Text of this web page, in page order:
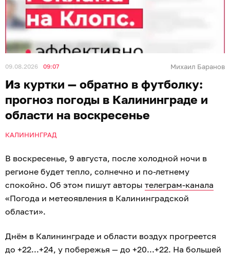
09.08.2026 09:07 Михаил Баранов
Из куртки — обратно в футболку:
прогноз погоды в Калининграде и
области на воскресенье
КАЛИНИНГРАД
В воскресенье, 9 августа, после холодной ночи в
регионе будет тепло, солнечно и по-летнему
спокойно. Об этом пишут авторы телеграм-канала
«Погода и метеоявления в Калининградской
области».
Днём в Калининграде и области воздух прогреется
до +22...+24, у побережья — до +20...+22. На большей